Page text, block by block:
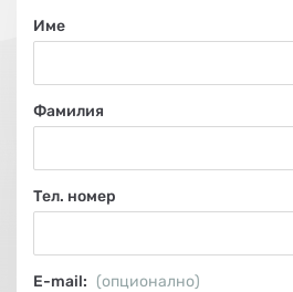
НА
ДЪРВА
НА
Име
Фамилия
Тел. номер
Е-mail: (опционално)